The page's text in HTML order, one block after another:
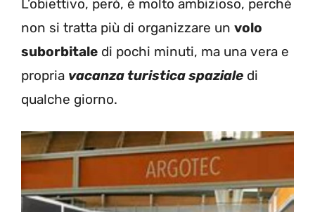
L’obiettivo, però, è molto ambizioso, perché
non si tratta più di organizzare un volo
suborbitale di pochi minuti, ma una vera e
propria vacanza turistica spaziale di
qualche giorno.